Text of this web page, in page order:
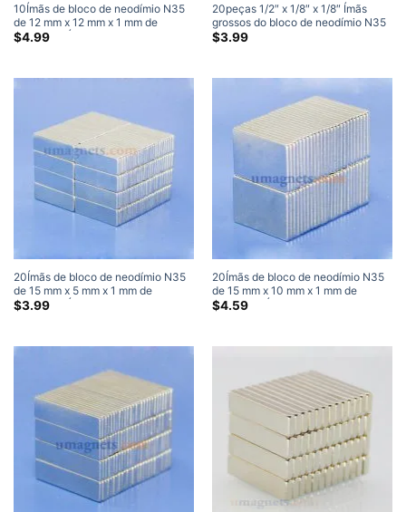
10Ímãs de bloco de neodímio N35
de 12 mm x 12 mm x 1 mm de
espessura Ímãs super fortes
$4.99
20peças 1/2″ x 1/8″ x 1/8″ Ímãs
grossos do bloco de neodímio N35
ímãs de alta potência
$3.99
20Ímãs de bloco de neodímio N35
de 15 mm x 5 mm x 1 mm de
espessura Ímãs super fortes
$3.99
20Ímãs de bloco de neodímio N35
de 15 mm x 10 mm x 1 mm de
espessura Ímãs super fortes
$4.59